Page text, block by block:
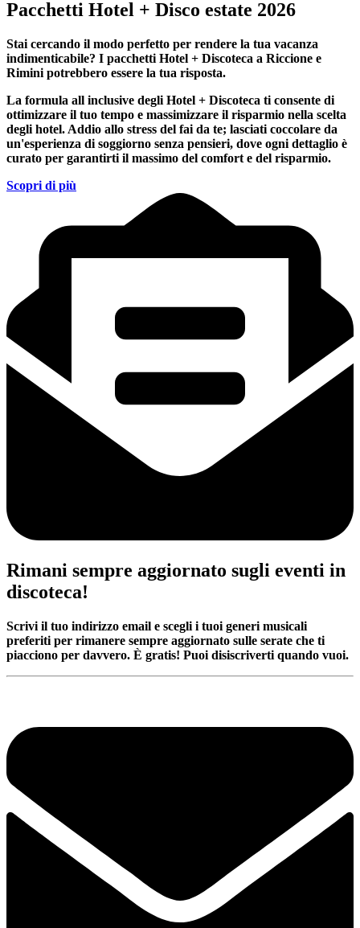
Pacchetti Hotel + Disco estate 2026
Stai cercando il modo perfetto per rendere la tua vacanza
indimenticabile? I pacchetti Hotel + Discoteca a Riccione e
Rimini potrebbero essere la tua risposta.
La formula all inclusive degli Hotel + Discoteca ti consente di
ottimizzare il tuo tempo e massimizzare il risparmio nella scelta
degli hotel. Addio allo stress del fai da te; lasciati coccolare da
un'esperienza di soggiorno senza pensieri, dove ogni dettaglio è
curato per garantirti il massimo del comfort e del risparmio.
Scopri di più
Rimani sempre aggiornato sugli eventi in
discoteca!
Scrivi il tuo indirizzo email e scegli i tuoi generi musicali
preferiti per rimanere sempre aggiornato sulle serate che ti
piacciono per davvero. È gratis! Puoi disiscriverti quando vuoi.